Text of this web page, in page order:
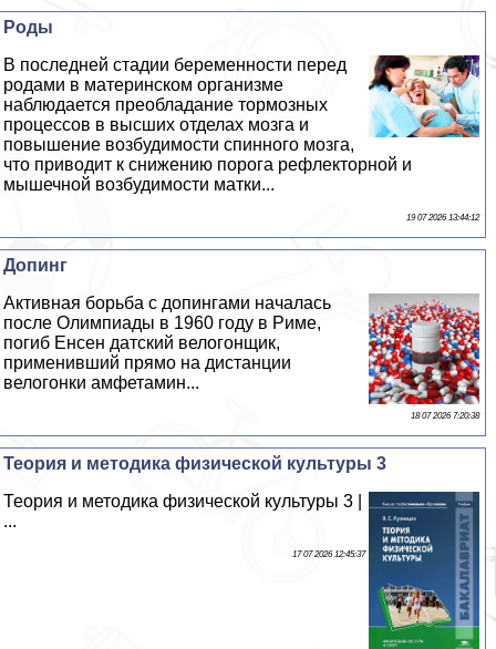
Роды
В последней стадии беременности перед
родами в материнском организме
наблюдается преобладание тормозных
процессов в высших отделах мозга и
повышение возбудимости спинного мозга,
что приводит к снижению порога рефлекторной и
мышечной возбудимости матки...
19 07 2026 13:44:12
Допинг
Активная борьба с допингами началась
после Олимпиады в 1960 году в Риме,
погиб Енсен датский велогонщик,
применивший прямо на дистанции
велогонки амфетамин...
18 07 2026 7:20:38
Теория и методика физической культуры 3
Теория и методика физической культуры 3 |
...
17 07 2026 12:45:37